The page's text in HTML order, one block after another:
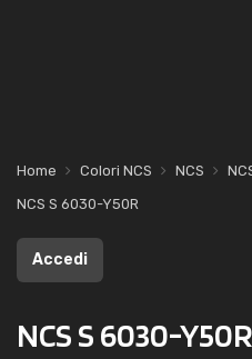
Home Colori NCS NCS
NCS S 6030-Y50R
Accedi
NCS S 6030-Y50R